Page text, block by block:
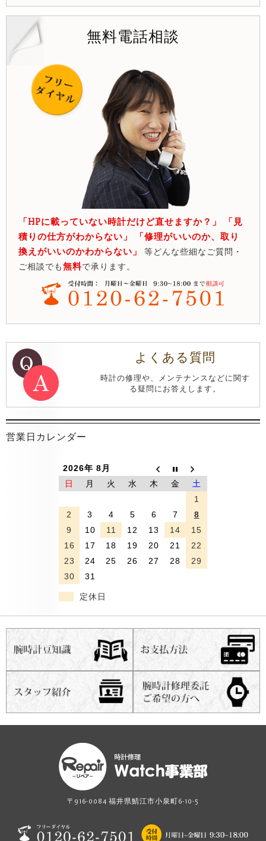
無料電話相談
「HPに載っていない時計だけど直せますか？」 「見
積りの仕方がわからない」 「修理がいいのか、取り
換えがいいのかわからない」
等どんな些細なご質問・
ご相談でも無料で承ります。
よくある質問
時計の修理や、メンテナンスなどに関す
る疑問にお答えします。
営業日カレンダー
2026年 8月
日
月 火 水 木 金
土
1
2
3 4 5 6 7
8
9
10 11 12 13 14
15
16
17 18 19 20 21
22
23
24 25 26 27 28
29
30
31
定休日
〒916-0084 福井県鯖江市小泉町6-10-5